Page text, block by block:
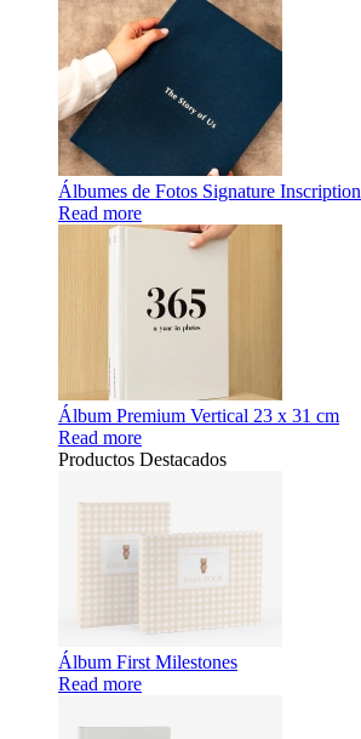
Álbumes de Fotos Signature Inscription
Read more
Álbum Premium Vertical 23 x 31 cm
Read more
Productos Destacados
Álbum First Milestones
Read more